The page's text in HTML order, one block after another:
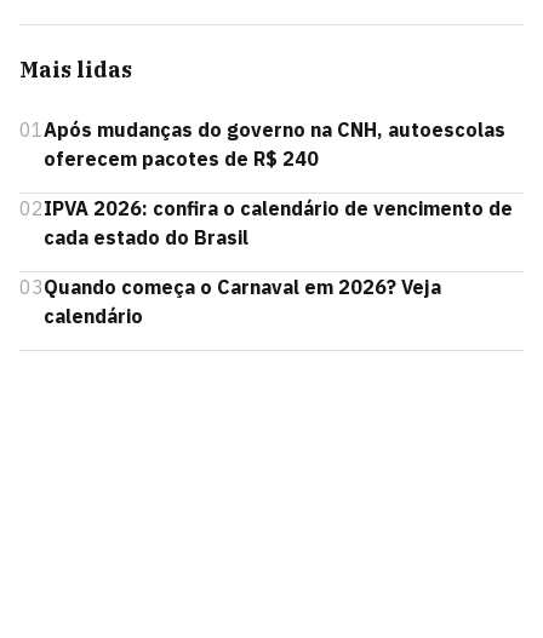
Mais lidas
01Após mudanças do governo na CNH, autoescolas
oferecem pacotes de R$ 240
02IPVA 2026: confira o calendário de vencimento de
cada estado do Brasil
03Quando começa o Carnaval em 2026? Veja
calendário